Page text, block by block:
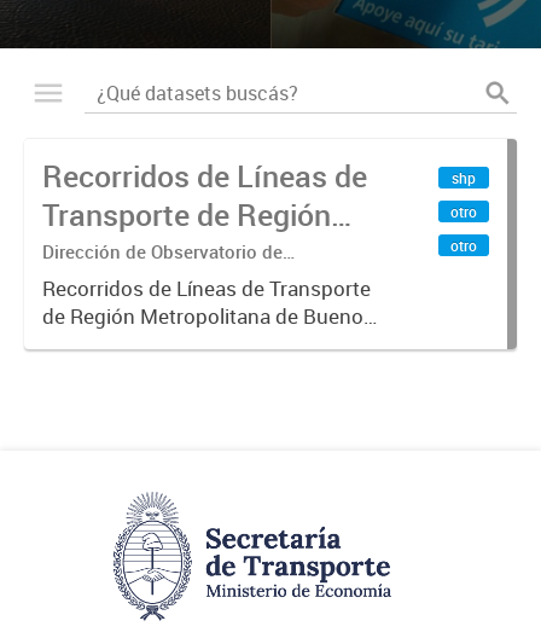
Recorridos de Líneas de
Transporte de Región
Metropolitana de
Buenos Aires (RMBA)
Dirección de Observatorio de
Transporte, Estudio y Sistemas
Recorridos de Líneas de Transporte
de Región Metropolitana de Buenos
Aires (RMBA).-
shp
otro
otro